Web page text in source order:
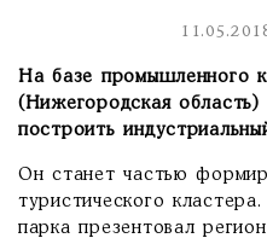
На базе промышленного
(Нижегородская область)
построить
Он станет частью
туристического
парка презентовал